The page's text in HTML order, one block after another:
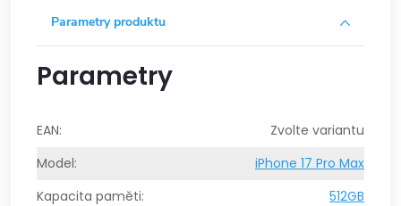
Parametry produktu
Parametry
EAN:
Zvolte variantu
Model:
iPhone 17 Pro Max
Kapacita paměti:
512GB